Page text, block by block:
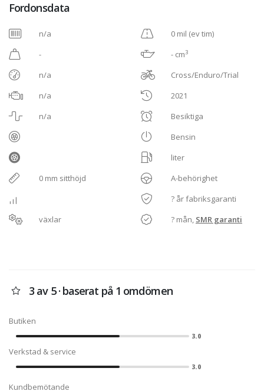
Fordonsdata
n/a
-
n/a
n/a
n/a
0 mm sitthöjd
växlar
0 mil (ev tim)
- cm3
Cross/Enduro/Trial
2021
Besiktiga
Bensin
liter
A-behörighet
? år fabriksgaranti
? mån, SMR garanti
3 av 5 · baserat på 1 omdömen
Butiken
3.0
Verkstad & service
3.0
Kundbemötande